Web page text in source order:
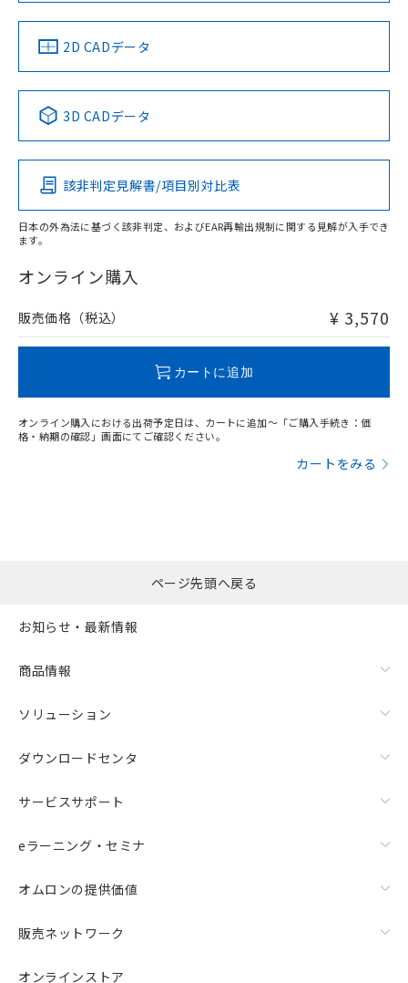
中国 RoHS 注意事項・凡例
Pb Hg Cd Cr(VI)
O
在庫等で未対応品が混在する可能性があります。
問い合わせください。
2D CADデータ
3D CADデータ
該非判定見解書/項目別対比表
日本の外為法に基づく該非判定、およびEAR再輸出規制に関する見解が入手でき
ます。
オンライン購入
販売価格（税込） ¥ 3,570
カートに追加
オンライン購入における出荷予定日は、カートに追加～「ご購入手続き：価
格・納期の確認」画面にてご確認ください。
カートをみる
ページ先頭へ戻る
お知らせ・最新情報
商品情報
ソリューション
ダウンロードセンタ
サービスサポート
eラーニング・セミナ
オムロンの提供価値
販売ネットワーク
オンラインストア